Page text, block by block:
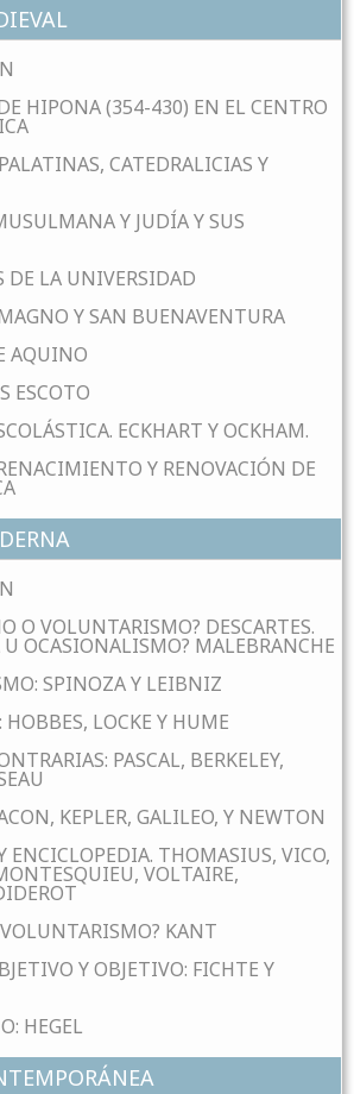
HIPONA (354-430) EN EL CENTRO
CATEDRALICIAS Y
Y JUDÍA Y SUS
DE LA UNIVERSIDAD
Y SAN BUENAVENTURA
AQUINO
ESCOTO
ECKHART Y OCKHAM.
Y RENOVACIÓN DE
O VOLUNTARISMO? DESCARTES.
OCASIONALISMO? MALEBRANCHE
SPINOZA Y LEIBNIZ
LOCKE Y HUME
PASCAL, BERKELEY,
KEPLER, GALILEO, Y NEWTON
ENCICLOPEDIA. THOMASIUS, VICO,
VOLTAIRE,
KANT
Y OBJETIVO: FICHTE Y
HEGEL